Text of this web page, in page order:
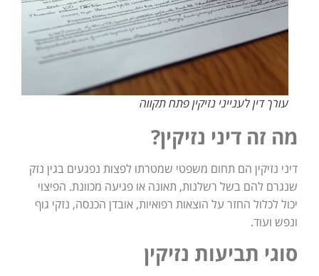
עורך דין לענייני נזיקין פתח תקווה
מה זה דיני נזיקין?
דיני נזיקין הם תחום משפטי שמטרתו לפצות נפגעים בגין נזק
שנגרם להם בשל רשלנות, תאונה או פגיעה מכוונת. הפיצוי
יכול לכלול החזר על הוצאות רפואיות, אובדן הכנסה, נזקי גוף
ונפש ועוד.
סוגי תביעות נזיקין